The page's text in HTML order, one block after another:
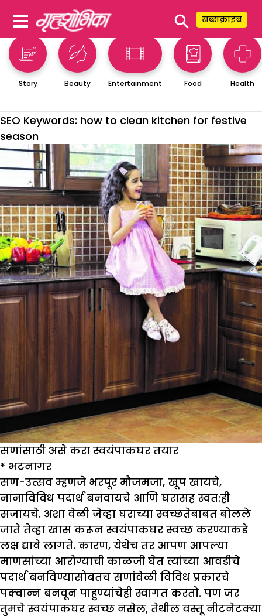
⚲ सब्सक्राइब
Story Beauty Entertainment Food Health
SEO Keywords: how to clean kitchen for festive
season
सणांसाठी असे करा स्वयंपाकघर तयार
* भटनागर
सण-उत्सव म्हणजे भरपूर मौजमजा, खूप खायचे,
नानाविविध पदार्थ बनवायचे आणि घरासह स्वत:ही
सजायचे. अशा वेळी जेव्हा घराच्या स्वच्छतेबाबत बोलले
जाते तेव्हा खास करून स्वयंपाकघर स्वच्छ करण्याकडे
लक्ष द्यावे लागते. कारण, येथेच तर आपण आपल्या
माणसांच्या आरोग्याची काळजी घेत त्यांच्या आवडीचे
पदार्थ बनविण्यासोबतच सणांवेळी विविध प्रकारचे
पक्वान्न बनवून पाहुण्यांचेही स्वागत करतो. पण जर
तुमचे स्वयंपाकघर स्वच्छ नसेल, तेथील वस्तू नीटनेटक्या